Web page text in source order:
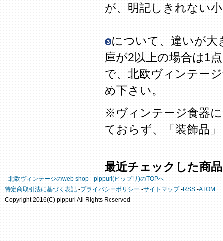
が、明記しきれない
について、違いが
庫が2以上の場合は1
で、北欧ヴィンテー
め下さい。
※ヴィンテージ食器
ておらず、「装飾品
最近チェックした商品
- 北欧ヴィンテージのweb shop - pippuri(ピップリ)のTOPへ
特定商取引法に基づく表記 -プライバシーポリシー -サイトマップ-RSS -ATOM
Copyright 2016(C) pippuri All Rights Reserved